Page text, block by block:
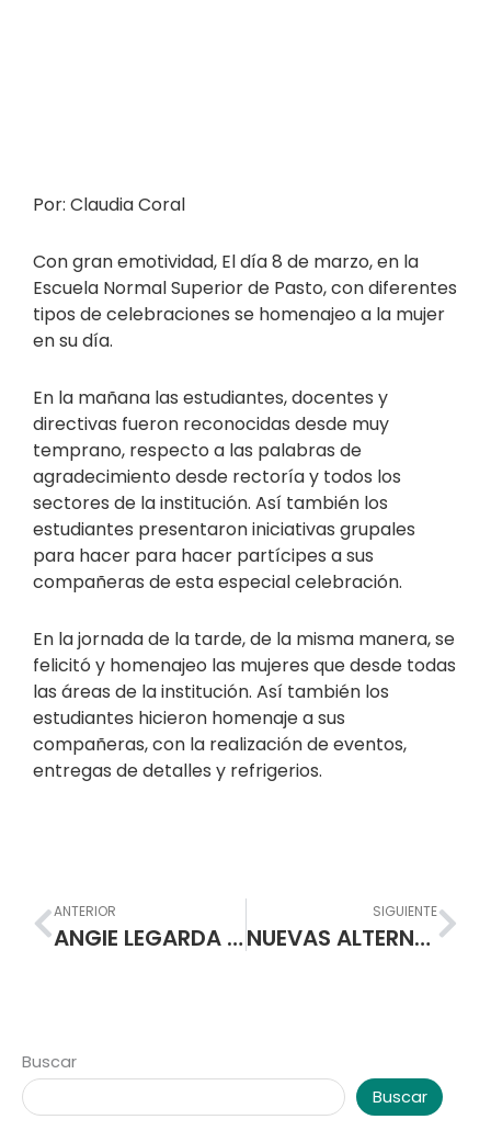
Por: Claudia Coral
Con gran emotividad, El día 8 de marzo, en la
Escuela Normal Superior de Pasto, con diferentes
tipos de celebraciones se homenajeo a la mujer
en su día.
En la mañana las estudiantes, docentes y
directivas fueron reconocidas desde muy
temprano, respecto a las palabras de
agradecimiento desde rectoría y todos los
sectores de la institución. Así también los
estudiantes presentaron iniciativas grupales
para hacer para hacer partícipes a sus
compañeras de esta especial celebración.
En la jornada de la tarde, de la misma manera, se
felicitó y homenajeo las mujeres que desde todas
las áreas de la institución. Así también los
estudiantes hicieron homenaje a sus
compañeras, con la realización de eventos,
entregas de detalles y refrigerios.
Prev
ANTERIOR
ANGIE LEGARDA – UNA REPRESENTANTE DEL DEPORTE NARIÑENSE
SIGUIENTE
NUEVAS ALTERNATIVAS DE EVOLUCIÓN EN LA EDUCACIÓN DE NARIÑO
Buscar
Buscar